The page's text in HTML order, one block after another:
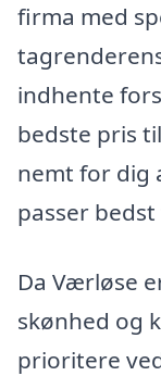
firma med
indhente
bedste pris
nemt for dig
passer
Da Værløse
skønhed og
prioritere